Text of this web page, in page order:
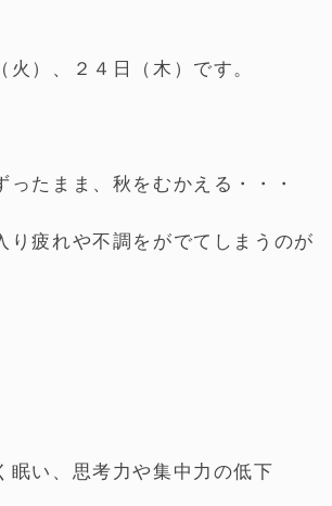
火）、２４日（木）です。
たまま、秋をむかえる・・・
り疲れや不調をがでてしまうのが
眠い、思考力や集中力の低下